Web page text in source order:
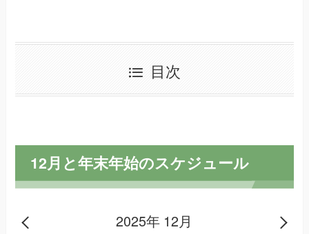
目次
12月と年末年始のスケジュール
2025年 12月